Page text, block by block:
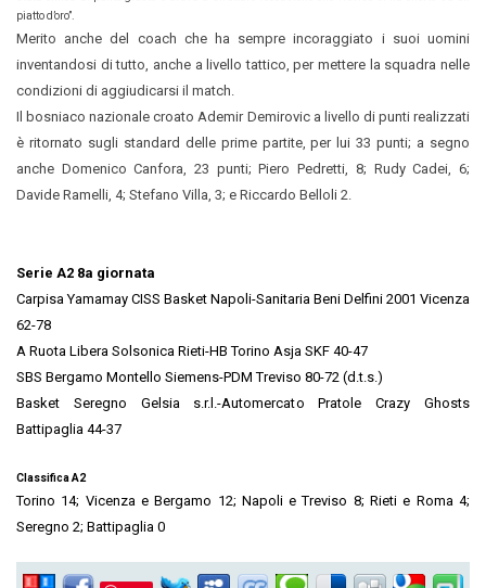
piatto d’oro”.
Merito anche del coach che ha sempre incoraggiato i suoi uomini
inventandosi di tutto, anche a livello tattico, per mettere la squadra nelle
condizioni di aggiudicarsi il match.
Il bosniaco nazionale croato Ademir Demirovic a livello di punti realizzati
è ritornato sugli standard delle prime partite, per lui 33 punti; a segno
anche Domenico Canfora, 23 punti; Piero Pedretti, 8; Rudy Cadei, 6;
Davide Ramelli, 4; Stefano Villa, 3; e Riccardo Belloli 2.
Serie A2 8a giornata
Carpisa Yamamay CISS Basket Napoli-Sanitaria Beni Delfini 2001 Vicenza
62-78
A Ruota Libera Solsonica Rieti-HB Torino Asja SKF 40-47
SBS Bergamo Montello Siemens-PDM Treviso 80-72 (d.t.s.)
Basket Seregno Gelsia s.r.l.-Automercato Pratole Crazy Ghosts
Battipaglia 44-37
Classifica A2
Torino 14; Vicenza e Bergamo 12; Napoli e Treviso 8; Rieti e Roma 4;
Seregno 2; Battipaglia 0